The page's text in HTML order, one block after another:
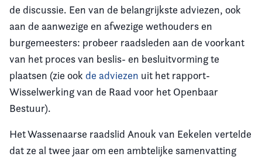
de discussie. Een van de belangrijkste adviezen, ook
aan de aanwezige en afwezige wethouders en
burgemeesters: probeer raadsleden aan de voorkant
van het proces van beslis- en besluitvorming te
plaatsen (zie ook de adviezen uit het rapport-
Wisselwerking van de Raad voor het Openbaar
Bestuur).
Het Wassenaarse raadslid Anouk van Eekelen vertelde
dat ze al twee jaar om een ambtelijke samenvatting